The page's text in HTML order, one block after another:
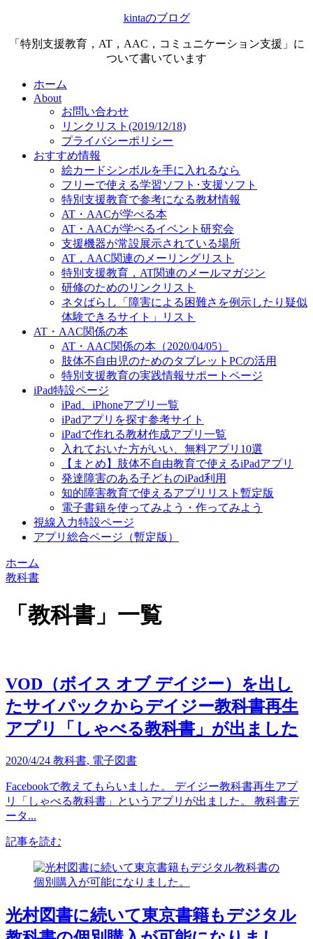
kintaのブログ
「特別支援教育，AT，AAC，コミュニケーション支援」に
ついて書いています
ホーム
About
お問い合わせ
リンクリスト(2019/12/18)
プライバシーポリシー
おすすめ情報
絵カードシンボルを手に入れるなら
フリーで使える学習ソフト･支援ソフト
特別支援教育で参考になる教材情報
AT・AACが学べる本
AT・AACが学べるイベント研究会
支援機器が常設展示されている場所
AT，AAC関連のメーリングリスト
特別支援教育，AT関連のメールマガジン
研修のためのリンクリスト
ネタばらし「障害による困難さを例示したり疑似
体験できるサイト」リスト
AT・AAC関係の本
AT・AAC関係の本（2020/04/05）
肢体不自由児のためのタブレットPCの活用
特別支援教育の実践情報サポートページ
iPad特設ページ
iPad、iPhoneアプリ一覧
iPadアプリを探す参考サイト
iPadで作れる教材作成アプリ一覧
入れておいた方がいい、無料アプリ10選
【まとめ】肢体不自由教育で使えるiPadアプリ
発達障害のある子どものiPad利用
知的障害教育で使えるアプリリスト暫定版
電子書籍を使ってみよう・作ってみよう
視線入力特設ページ
アプリ総合ページ（暫定版）
ホーム
教科書
「 教科書 」 一覧
VOD（ボイス オブ デイジー）を出し
たサイパックからデイジー教科書再生
アプリ「しゃべる教科書」が出ました
2020/4/24 教科書, 電子図書
Facebookで教えてもらいました。 デイジー教科書再生アプ
リ「しゃべる教科書」というアプリが出ました。 教科書デ
ータ...
記事を読む
光村図書に続いて東京書籍もデジタル